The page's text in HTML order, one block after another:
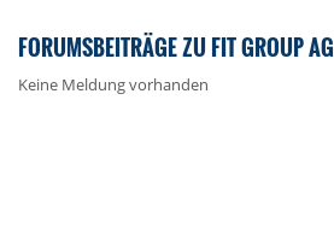
FORUMSBEITRÄGE ZU FIT GROUP AG
Keine Meldung vorhanden